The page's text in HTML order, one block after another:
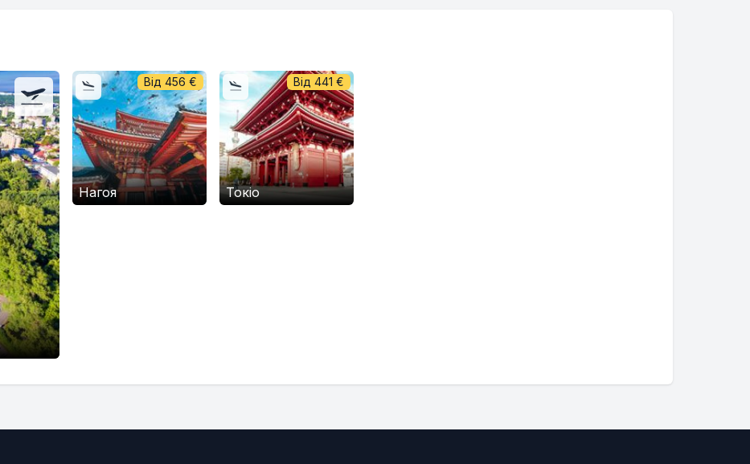
Нагоя
Від 456 €
Токіо
Від 441 €